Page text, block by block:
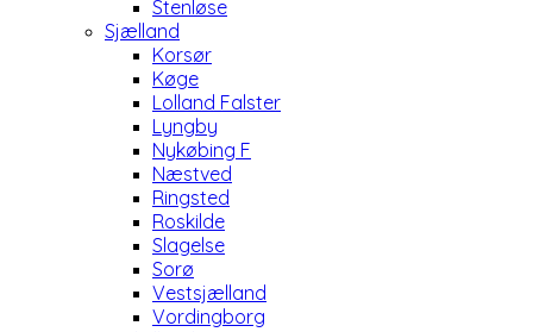
Stenløse
Sjælland
Korsør
Køge
Lolland Falster
Lyngby
Nykøbing F
Næstved
Ringsted
Roskilde
Slagelse
Sorø
Vestsjælland
Vordingborg